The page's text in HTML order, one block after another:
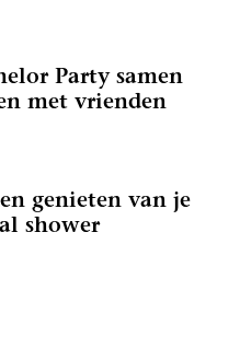
Party samen
met vrienden
genieten van je
shower